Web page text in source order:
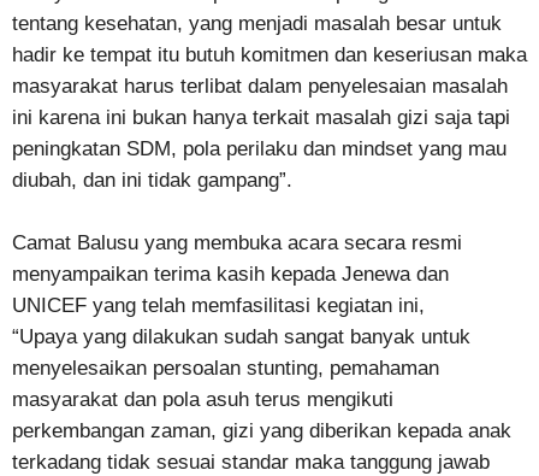
tentang kesehatan, yang menjadi masalah besar untuk
hadir ke tempat itu butuh komitmen dan keseriusan maka
masyarakat harus terlibat dalam penyelesaian masalah
ini karena ini bukan hanya terkait masalah gizi saja tapi
peningkatan SDM, pola perilaku dan mindset yang mau
diubah, dan ini tidak gampang”.
Camat Balusu yang membuka acara secara resmi
menyampaikan terima kasih kepada Jenewa dan
UNICEF yang telah memfasilitasi kegiatan ini,
“Upaya yang dilakukan sudah sangat banyak untuk
menyelesaikan persoalan stunting, pemahaman
masyarakat dan pola asuh terus mengikuti
perkembangan zaman, gizi yang diberikan kepada anak
terkadang tidak sesuai standar maka tanggung jawab